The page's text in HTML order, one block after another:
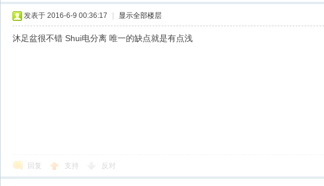
发表于 2016-6-9 00:36:17 显示全部楼层
沐足盆很不错 Shui电分离 唯一的缺点就是有点浅
回复 支持 反对